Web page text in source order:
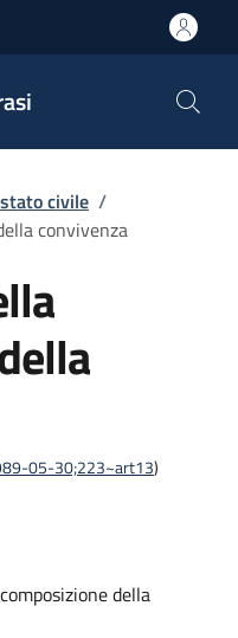
civile /
convivenza
05-30;223~art13)
della